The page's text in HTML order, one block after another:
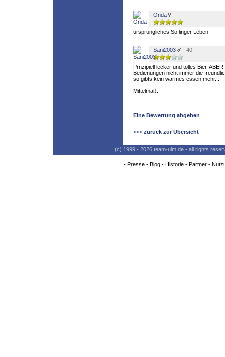
Onda
ursprüngliches Söflinger Leben.
Sani2003 - 40
Prnzipiell lecker und tolles Bier, ABER:
Bedienungen nicht immer die
so gibts kein warmes essen mehr...
Mittelmaß.
Eine Bewertung abgeben
<<< zurück zur Übersicht
(c) 1999 - 2026 team-ulm.de - all rights
- Presse- Blog- Historie- Partner-